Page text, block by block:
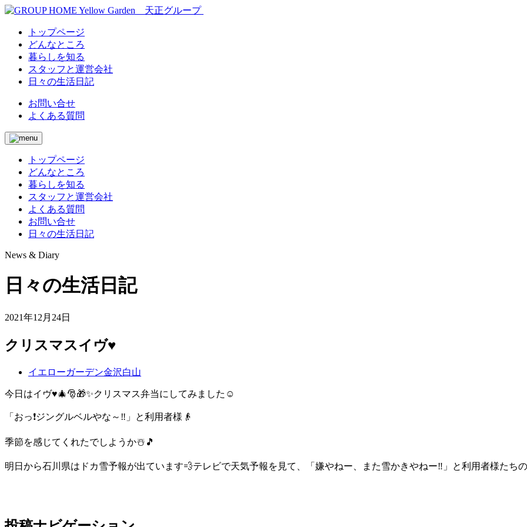
トップページ
どんなところ
暮らしを知る
スタッフと運営会社
日々の生活日記
お問い合せ
よくある質問
トップページ
どんなところ
暮らしを知る
スタッフと運営会社
よくある質問
お問い合せ
日々の生活日記
News & Diary
日々の生活日記
2021年12月24日
クリスマスイヴ♥️
イエローガーデン金沢白山
今日はイヴ♥️🎄🎅🎁✨クリスマス弁当にしてみました☺️
「おっ❗ジングルベルやな～‼️」と利用者様👴
季節を感じてくれたでしようか☃️🎵
明日から石川県はドカ雪予報が出ています💨テレビで天気予報を見て、「嫌やねー、また雪かきやねー‼️」と利用者様たち